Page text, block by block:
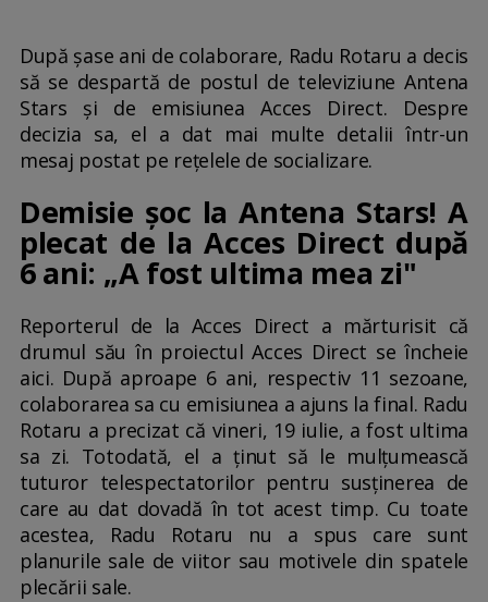
După șase ani de colaborare, Radu Rotaru a decis
să se despartă de postul de televiziune Antena
Stars și de emisiunea Acces Direct. Despre
decizia sa, el a dat mai multe detalii într-un
mesaj postat pe rețelele de socializare.
Demisie șoc la Antena Stars! A
plecat de la Acces Direct după
6 ani: „A fost ultima mea zi"
Reporterul de la Acces Direct a mărturisit că
drumul său în proiectul Acces Direct se încheie
aici. După aproape 6 ani, respectiv 11 sezoane,
colaborarea sa cu emisiunea a ajuns la final. Radu
Rotaru a precizat că vineri, 19 iulie, a fost ultima
sa zi. Totodată, el a ținut să le mulțumească
tuturor telespectatorilor pentru susținerea de
care au dat dovadă în tot acest timp. Cu toate
acestea, Radu Rotaru nu a spus care sunt
planurile sale de viitor sau motivele din spatele
plecării sale.